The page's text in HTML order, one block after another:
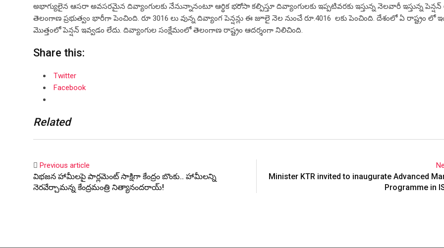
అభాగ్యులైన ఆసరా అవసరమైన దివ్యాంగులకు నేనున్నానంటూ ఆర్థిక భరోసా కల్పిస్తూ దివ్యాంగులకు ఇప్పటివరకు ఇస్తున్న నెలవారీ ఇస్తున్న పెన్షన్
తెలంగాణ ప్రభుత్వం భారీగా పెంచింది. రూ 3016 లు వున్న దివ్యాంగ పెన్షన్లు ఈ జూలై నెల నుంచే రూ.4016 లకు పెంచింది. దేశంలో ఏ రాష్ట్రం లో
మొత్తంలో పెన్షన్ ఇవ్వడం లేదు. దివ్యాంగుల సంక్షేమంలో తెలంగాణ రాష్ట్రం ఆదర్శంగా నిలిచింది.
Share this:
Twitter
Facebook
Related
Previous article
విభ‌జ‌న హామీల‌పై పార్ల‌మెంట్ సాక్షిగా కేంద్రం బొంకు.. హామీల‌న్ని
నెర‌వేర్చామ‌న్న కేంద్రమంత్రి నిత్యానంద‌రాయ్‌!
Minister KTR invited to inaugurate Advanced
Programme in